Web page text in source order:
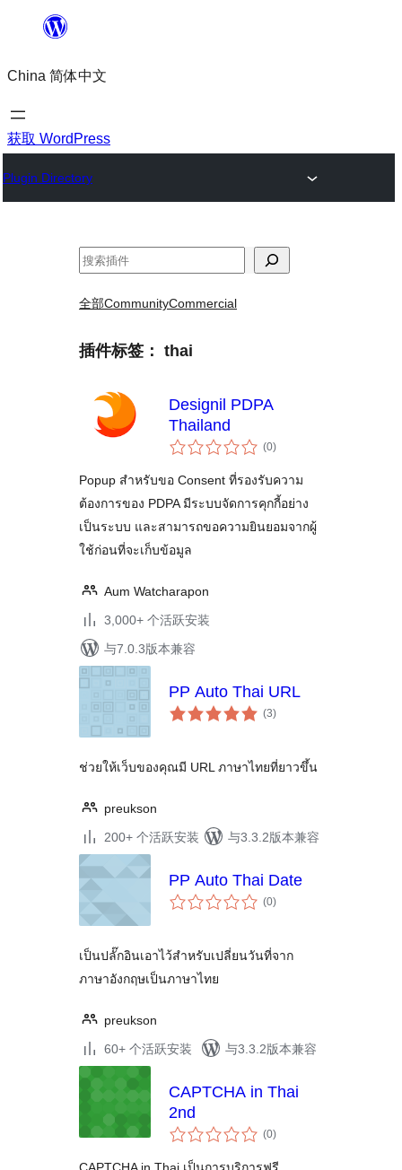
内
容
China 简体中文
获取 WordPress
Plugin Directory
搜
全部CommunityCommercial
插件标签： thai
Designil PDPA
Thailand
(0总
评)
Popup สำหรับขอ Consent ที่รองรับความ
ต้องการของ PDPA มีระบบจัดการคุกกี้อย่าง
เป็นระบบ และสามารถขอความยินยอมจากผู้
ใช้ก่อนที่จะเก็บข้อมูล
Aum Watcharapon
3,000+ 个活跃安装
与7.0.3版本兼容
PP Auto Thai URL
(3总
评)
ช่วยให้เว็บของคุณมี URL ภาษาไทยที่ยาวขึ้น
preukson
200+ 个活跃安装
与3.3.2版本兼容
PP Auto Thai Date
(0总
评)
เป็นปลั๊กอินเอาไว้สำหรับเปลี่ยนวันที่จาก
ภาษาอังกฤษเป็นภาษาไทย
preukson
60+ 个活跃安装
与3.3.2版本兼容
CAPTCHA in Thai
2nd
(0总
评)